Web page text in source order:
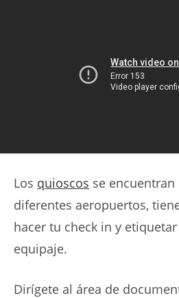
Los quioscos se
diferentes aeropuertos,
hacer tu check in y
equipaje.
Dirígete al área de